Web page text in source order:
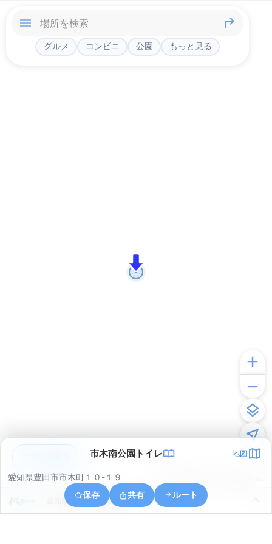
グルメ コンビニ 公園 もっと見る
市木南公園トイレ 地図
愛知県豊田市市木町１０-１９
保存
共有 ルート
愛知県豊田市扶桑町６丁目